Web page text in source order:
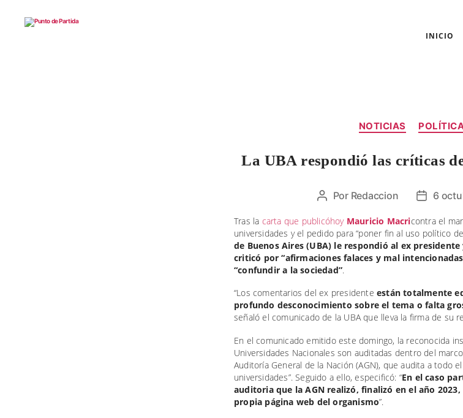
INICIO
NOTICIAS
La UBA respondió las críticas
Autor
la
entrada
Por Redaccion
Fecha
la
entrada
6
Tras la carta que publicóhoy Mauricio Macricontra el
universidades y el pedido para “poner fin al uso político
de Buenos Aires (UBA) le respondió al ex
criticó por “afirmaciones falaces y mal
“confundir a la sociedad”.
“Los comentarios del ex presidente están totalmente
profundo desconocimiento sobre el tema o falta
señaló el comunicado de la UBA que lleva la firma de su
En el comunicado emitido este domingo, la reconocida
Universidades Nacionales son auditadas dentro del
Auditoría General de la Nación (AGN), que audita a todo
universidades”. Seguido a ello, especificó: “En el caso
auditoria que la AGN realizó, finalizó en el año
propia página web del organismo”.